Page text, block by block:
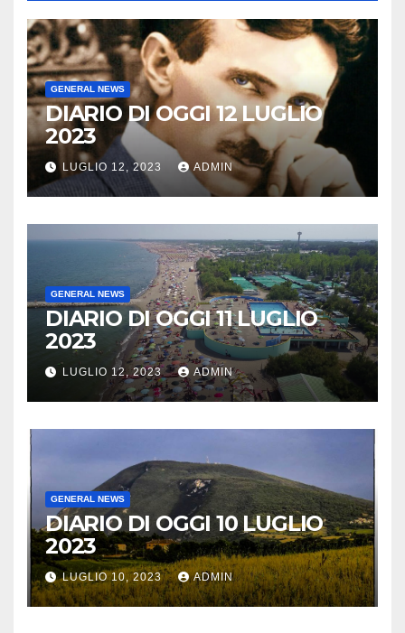
GENERAL NEWS
DIARIO DI OGGI 12 LUGLIO
2023
LUGLIO 12, 2023 ADMIN
GENERAL NEWS
DIARIO DI OGGI 11 LUGLIO
2023
LUGLIO 12, 2023 ADMIN
GENERAL NEWS
DIARIO DI OGGI 10 LUGLIO
2023
LUGLIO 10, 2023 ADMIN